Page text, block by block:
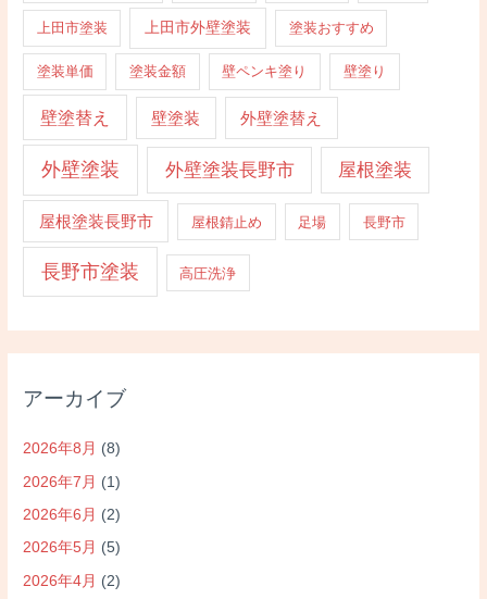
上田市塗装 上田市外壁塗装 塗装おすすめ
塗装単価 塗装金額 壁ペンキ塗り 壁塗り
壁塗替え 壁塗装 外壁塗替え
外壁塗装 外壁塗装長野市 屋根塗装
屋根塗装長野市 屋根錆止め 足場 長野市
長野市塗装 高圧洗浄
アーカイブ
2026年8月 (8)
2026年7月 (1)
2026年6月 (2)
2026年5月 (5)
2026年4月 (2)